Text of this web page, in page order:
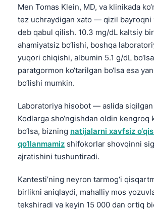
Men Tomas Klein, MD, va klinikada
tez uchraydigan xato — qizil bayroqni
deb qabul qilish. 10.3 mg/dL kaltsiy
ahamiyatsiz bo‘lishi, boshqa
yuqori chiqishi, albumin 5.1 g/dL
paratgormon ko‘tarilgan bo‘lsa esa
bo‘lishi mumkin.
Laboratoriya hisobot — aslida
Kodlarga sho‘ngishdan oldin kengroq
bo‘lsa, bizning natijalarni xavfsiz
qo‘llanmamiz shifokorlar shovqinni
ajratishini tushuntiradi.
Kantesti’ning neyron tarmog‘i
birlikni aniqlaydi, mahalliy mos
tekshiradi va keyin 15 000 dan ortiq